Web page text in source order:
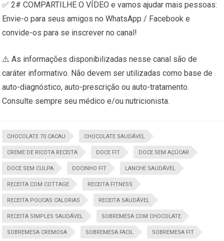
✅ 2# COMPARTILHE O VÍDEO e vamos ajudar mais pessoas:
Envie-o para seus amigos no WhatsApp / Facebook e
convide-os para se inscrever no canal!
⚠️ As informações disponibilizadas nesse canal são de
caráter informativo. Não devem ser utilizadas como base de
auto-diagnóstico, auto-prescrição ou auto-tratamento.
Consulte sempre seu médico e/ou nutricionista.
CHOCOLATE 70 CACAU CHOCOLATE SAUDÁVEL
CREME DE RICOTA RECEITA DOCE FIT DOCE SEM AÇÚCAR
DOCE SEM CULPA DOCINHO FIT LANCHE SAUDÁVEL
RECEITA COM COTTAGE RECEITA FITNESS
RECEITA POUCAS CALORIAS RECEITA SAUDÁVEL
RECEITA SIMPLES SAUDÁVEL SOBREMESA COM CHOCOLATE
SOBREMESA CREMOSA SOBREMESA FACIL SOBREMESA FIT